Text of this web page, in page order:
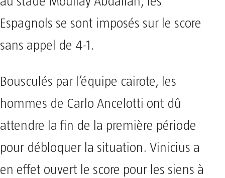
Espagnols se sont imposés sur le score
sans appel de 4-1.
Bousculés par l’équipe cairote, les
hommes de Carlo Ancelotti ont dû
attendre la fin de la première période
pour débloquer la situation. Vinicius a
en effet ouvert le score pour les siens à